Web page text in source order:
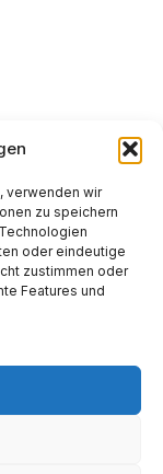
verwenden wir
zu speichern
oder eindeutige
zustimmen oder
Features und
How-to